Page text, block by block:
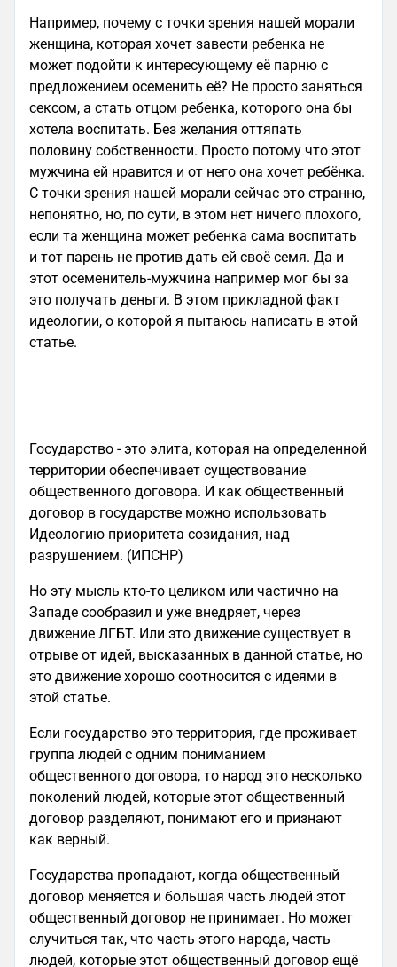
Например, почему с точки зрения нашей морали
женщина, которая хочет завести ребенка не
может подойти к интересующему её парню с
предложением осеменить её? Не просто заняться
сексом, а стать отцом ребенка, которого она бы
хотела воспитать. Без желания оттяпать
половину собственности. Просто потому что этот
мужчина ей нравится и от него она хочет ребёнка.
С точки зрения нашей морали сейчас это странно,
непонятно, но, по сути, в этом нет ничего плохого,
если та женщина может ребенка сама воспитать
и тот парень не против дать ей своё семя. Да и
этот осеменитель-мужчина например мог бы за
это получать деньги. В этом прикладной факт
идеологии, о которой я пытаюсь написать в этой
статье.
Государство - это элита, которая на определенной
территории обеспечивает существование
общественного договора. И как общественный
договор в государстве можно использовать
Идеологию приоритета созидания, над
разрушением. (ИПСНР)
Но эту мысль кто-то целиком или частично на
Западе сообразил и уже внедряет, через
движение ЛГБТ. Или это движение существует в
отрыве от идей, высказанных в данной статье, но
это движение хорошо соотносится с идеями в
этой статье.
Если государство это территория, где проживает
группа людей с одним пониманием
общественного договора, то народ это несколько
поколений людей, которые этот общественный
договор разделяют, понимают его и признают
как верный.
Государства пропадают, когда общественный
договор меняется и большая часть людей этот
общественный договор не принимает. Но может
случиться так, что часть этого народа, часть
людей, которые этот общественный договор ещё